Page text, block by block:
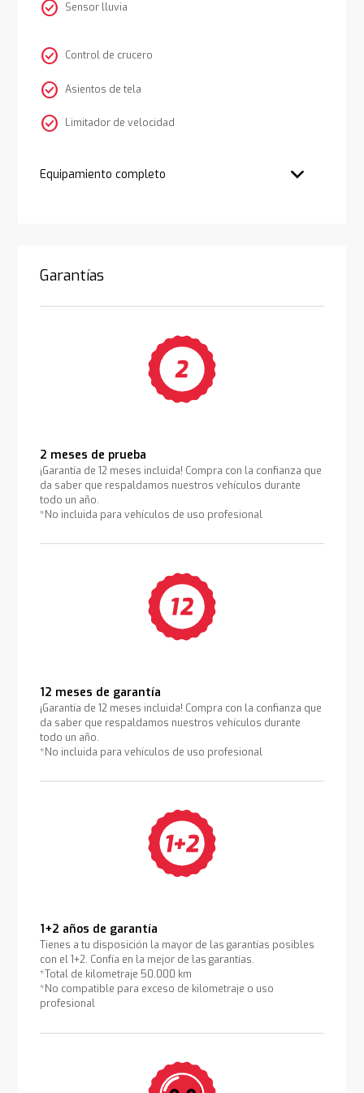
check_circle Sensor lluvia
check_circle Control de crucero
check_circle Asientos de tela
check_circle Limitador de velocidad
Equipamiento completo
Garantías
2 meses de prueba
¡Garantía de 12 meses incluida! Compra con la confianza que
da saber que respaldamos nuestros vehículos durante
todo un año.
*No incluida para vehículos de uso profesional
12 meses de garantía
¡Garantía de 12 meses incluida! Compra con la confianza que
da saber que respaldamos nuestros vehículos durante
todo un año.
*No incluida para vehículos de uso profesional
1+2 años de garantía
Tienes a tu disposición la mayor de las garantías posibles
con el 1+2. Confía en la mejor de las garantías.
*Total de kilometraje 50.000 km
*No compatible para exceso de kilometraje o uso
profesional